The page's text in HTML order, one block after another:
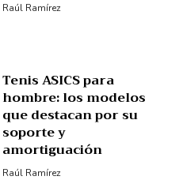
Raúl Ramírez
Tenis ASICS para
hombre: los modelos
que destacan por su
soporte y
amortiguación
Raúl Ramírez